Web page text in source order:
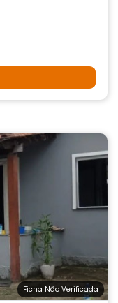
Ficha Não Verificada